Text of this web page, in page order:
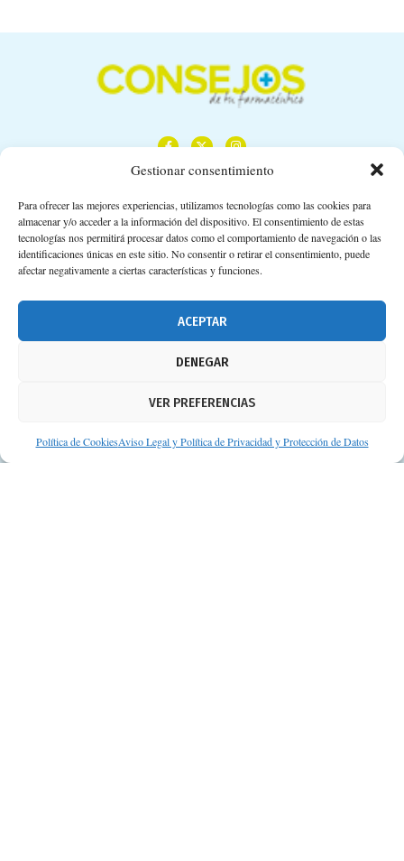
Gestionar consentimiento
Para ofrecer las mejores experiencias, utilizamos tecnologías como las cookies para
almacenar y/o acceder a la información del dispositivo. El consentimiento de estas
tecnologías nos permitirá procesar datos como el comportamiento de navegación o las
identificaciones únicas en este sitio. No consentir o retirar el consentimiento, puede
afectar negativamente a ciertas características y funciones.
ACEPTAR
DENEGAR
VER PREFERENCIAS
Política de CookiesAviso Legal y Política de Privacidad y Protección de Datos
Calle Camino de los Descubrimientos, 11,
Planta 3ª 41092 – Sevilla
674 02 62 03
Aviso legal
Protección de datos personales
Suscripción a Newsletter